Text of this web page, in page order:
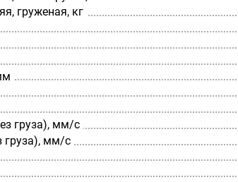
груженая, кг
груза), мм/с
груза), мм/с